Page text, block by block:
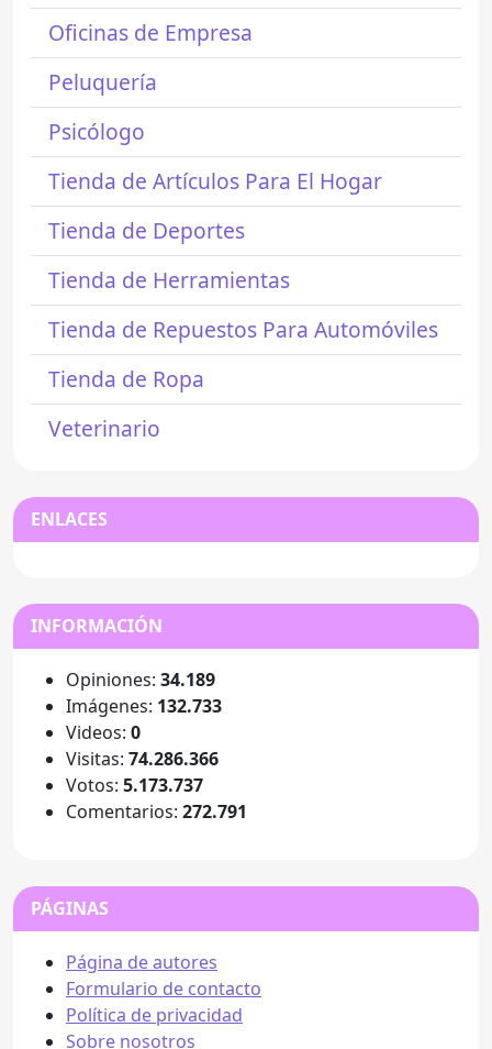
Oficinas de Empresa
Peluquería
Psicólogo
Tienda de Artículos Para El Hogar
Tienda de Deportes
Tienda de Herramientas
Tienda de Repuestos Para Automóviles
Tienda de Ropa
Veterinario
ENLACES
INFORMACIÓN
Opiniones: 34.189
Imágenes: 132.733
Videos: 0
Visitas: 74.286.366
Votos: 5.173.737
Comentarios: 272.791
PÁGINAS
Página de autores
Formulario de contacto
Política de privacidad
Sobre nosotros